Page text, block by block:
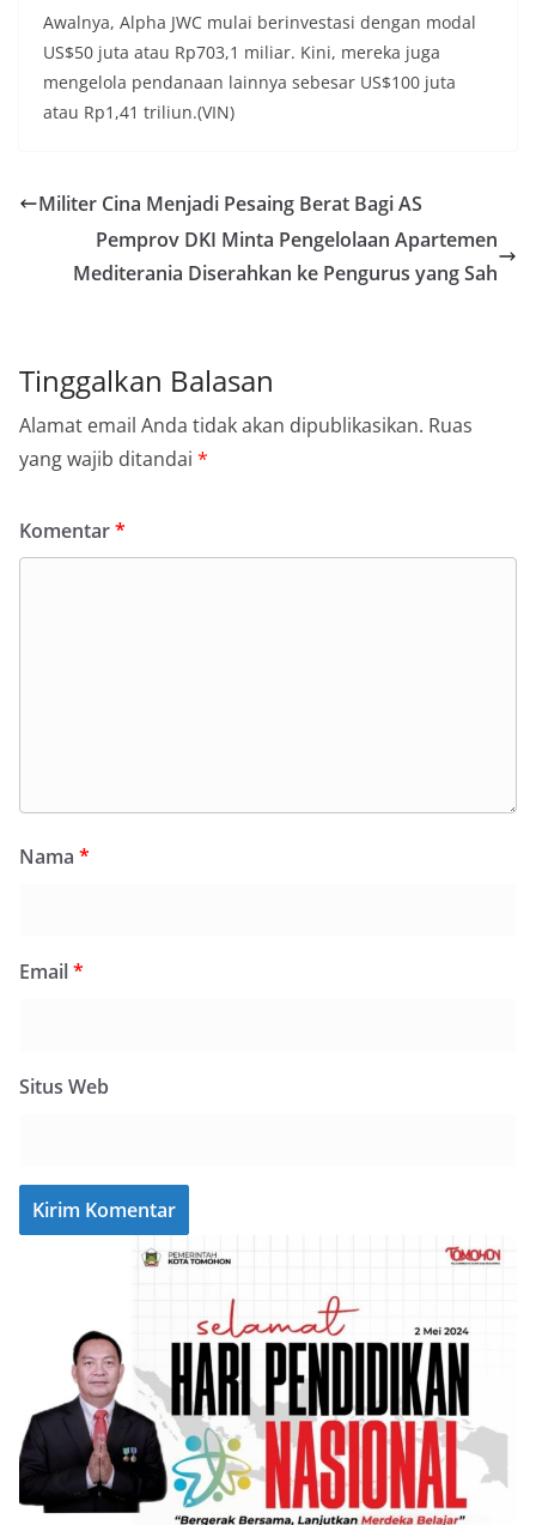
Awalnya, Alpha JWC mulai berinvestasi dengan modal
US$50 juta atau Rp703,1 miliar. Kini, mereka juga
mengelola pendanaan lainnya sebesar US$100 juta
atau Rp1,41 triliun.(VIN)
Militer Cina Menjadi Pesaing Berat Bagi AS
Pemprov DKI Minta Pengelolaan Apartemen
Mediterania Diserahkan ke Pengurus yang Sah
Tinggalkan Balasan
Alamat email Anda tidak akan dipublikasikan. Ruas
yang wajib ditandai *
Komentar*
Nama *
Email*
Situs Web